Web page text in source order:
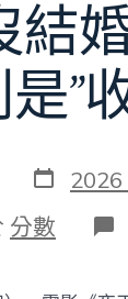
結
是”
發
表
日
期
2026
分數